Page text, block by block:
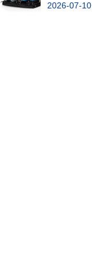
2026-07-10